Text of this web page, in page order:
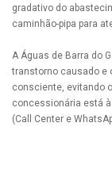
gradativo do
caminhão-pipa para
A Águas de Barra do
transtorno causado e
consciente, evitando
concessionária está
(Call Center e